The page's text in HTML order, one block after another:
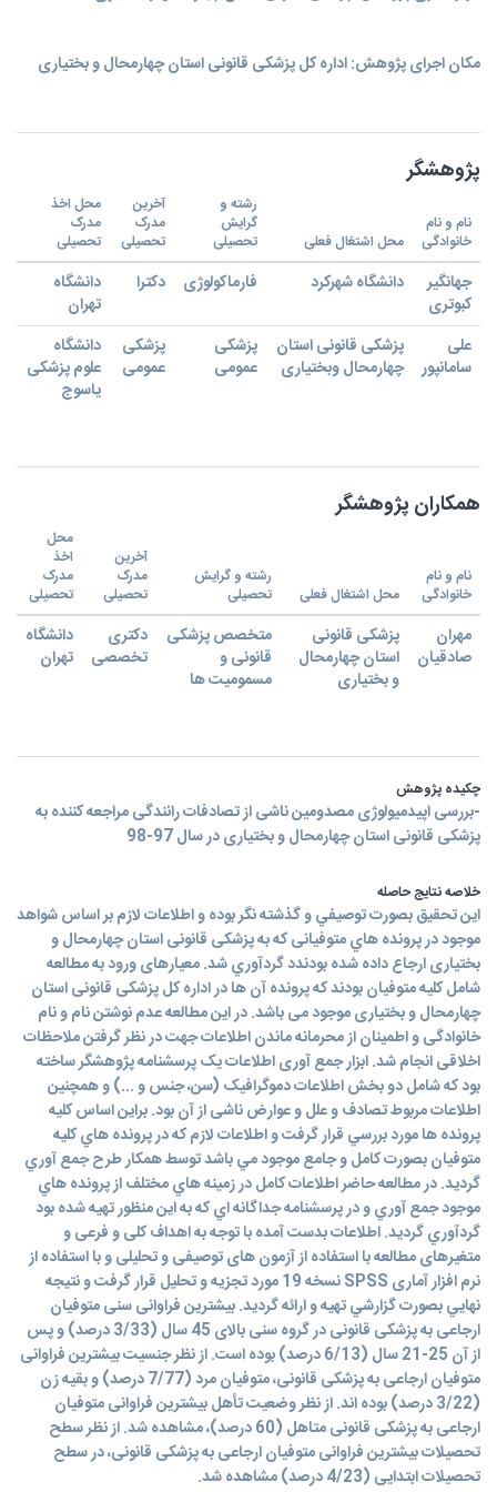
مکان اجرای پژوهش: اداره کل پزشکی قانونی استان چهارمحال و بختیاری
پژوهشگر
نام و نام
خانوادگی
محل اشتغال فعلی
رشته و
گرایش
تحصیلی
آخرین
مدرک
تحصیلی
محل اخذ
مدرک
تحصیلی
جهانگیر
کبوتری
دانشگاه شهرکرد فارماکولوژی دکترا
دانشگاه
تهران
علی
سامانپور
پزشکی قانونی استان
چهارمحال وبختیاری
پزشکی
عمومی
پزشکی
عمومی
دانشگاه
علوم پزشکی
یاسوج
همکاران پژوهشگر
نام و نام
خانوادگی
محل اشتغال فعلی
رشته و گرایش
تحصیلی
آخرین
مدرک
تحصیلی
محل
اخذ
مدرک
تحصیلی
مهران
صادقیان
پزشکی قانونی
استان چهارمحال
و بختیاری
متخصص پزشکی
قانونی و
مسمومیت ها
دکتری
تخصصی
دانشگاه
تهران
چکیده پژوهش
-بررسی اپیدمیولوژی مصدومین ناشی از تصادفات رانندگی مراجعه کننده به
پزشکی قانونی استان چهارمحال و بختیاری در سال 97-98
خلاصه نتایج حاصله
اين تحقيق بصورت توصيفي و گذشته نگر بوده و اطلاعات لازم بر اساس شواهد
موجود در پرونده هاي متوفیانی كه به پزشکی قانونی استان چهارمحال و
بختیاری ارجاع داده شده بودندد گردآوري شد. معیارهای ورود به مطالعه
شامل کلیه متوفیان بودند که پرونده آن ها در اداره کل پزشکی قانونی استان
چهارمحال و بختیاری موجود می باشد. در این مطالعه عدم نوشتن نام و نام
خانوادگی و اطمینان از محرمانه ماندن اطلاعات جهت در نظر گرفتن ملاحظات
اخلاقی انجام شد. ابزار جمع آوری اطلاعات یک پرسشنامه پژوهشگر ساخته
بود که شامل دو بخش اطلاعات دموگرافیک (سن، جنس و ...) و همچنین
اطلاعات مربوط تصادف و علل و عوارض ناشی از آن بود. براين اساس كليه
پرونده ها مورد بررسي قرار گرفت و اطلاعات لازم كه در پرونده هاي كليه
متوفیان بصورت كامل و جامع موجود مي باشد توسط همكار طرح جمع آوري
گرديد. در مطالعه حاضر اطلاعات كامل در زمينه هاي مختلف از پرونده هاي
موجود جمع آوري و در پرسشنامه جداگانه اي كه به اين منظور تهيه شده بود
گردآوري گرديد. اطلاعات بدست آمده با توجه به اهداف کلی و فرعی و
متغیرهای مطالعه با استفاده از آزمون های توصیفی و تحلیلی و با استفاده از
نرم افزار آماری SPSS نسخه 19 مورد تجزيه و تحليل قرار گرفت و نتيجه
نهايي بصورت گزارشي تهيه و ارائه گرديد. بیشترین فراوانی سنی متوفیان
ارجاعی به پزشکی قانونی در گروه سنی بالای 45 سال (3/33 درصد) و پس
از آن 25-21 سال (6/13 درصد) بوده است. از نظر جنسیت بیشترین فراوانی
متوفیان ارجاعی به پزشکی قانونی، متوفیان مرد (7/77 درصد) و بقیه زن
(3/22 درصد) بوده اند. از نظر وضعیت تأهل بیشترین فراوانی متوفیان
ارجاعی به پزشکی قانونی متاهل (60 درصد)، مشاهده شد. از نظر سطح
تحصیلات بیشترین فراوانی متوفیان ارجاعی به پزشکی قانونی، در سطح
تحصیلات ابتدایی (4/23 درصد) مشاهده شد.